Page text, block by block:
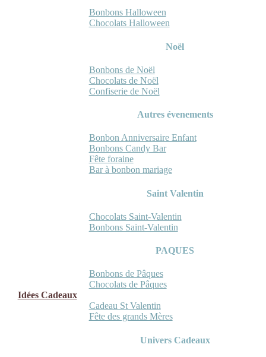
Bonbons Halloween
Chocolats Halloween
Noël
Bonbons de Noël
Chocolats de Noël
Confiserie de Noël
Autres évenements
Bonbon Anniversaire Enfant
Bonbons Candy Bar
Fête foraine
Bar à bonbon mariage
Saint Valentin
Chocolats Saint-Valentin
Bonbons Saint-Valentin
PAQUES
Bonbons de Pâques
Chocolats de Pâques
Idées Cadeaux
Cadeau St Valentin
Fête des grands Mères
Univers Cadeaux